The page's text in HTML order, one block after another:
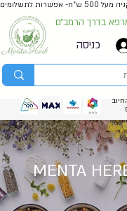
לתשלומים
כניסה